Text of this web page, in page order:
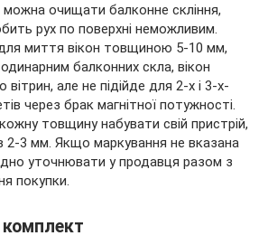
очищати балконне скління,
рух по поверхні неможливим.
миття вікон товщиною 5-10 мм,
балконних скла, вікон
але не підійде для 2-х і 3-х-
через брак магнітної потужності.
товщину набувати свій пристрій,
2-3 мм. Якщо маркування не вказана
уточнювати у продавця разом з
покупки.